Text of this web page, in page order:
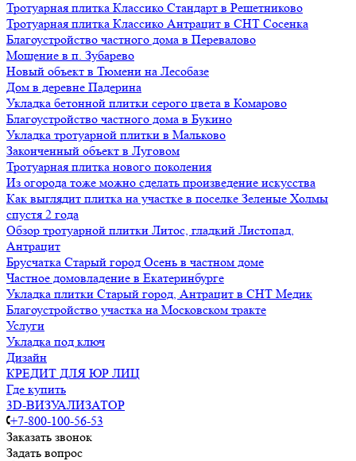
Тротуарная плитка Классико Стандарт в Решетниково
Тротуарная плитка Классико Антрацит в СНТ Сосенка
Благоустройство частного дома в Перевалово
Мощение в п. Зубарево
Новый объект в Тюмени на Лесобазе
Дом в деревне Падерина
Укладка бетонной плитки серого цвета в Комарово
Благоустройство частного дома в Букино
Укладка тротуарной плитки в Мальково
Законченный объект в Луговом
Тротуарная плитка нового поколения
Из огорода тоже можно сделать произведение искусства
Как выглядит плитка на участке в поселке Зеленые Холмы
спустя 2 года
Обзор тротуарной плитки Литос, гладкий Листопад,
Антрацит
Брусчатка Старый город Осень в частном доме
Частное домовладение в Екатеринбурге
Укладка плитки Старый город, Антрацит в СНТ Медик
Благоустройство участка на Московском тракте
Услуги
Укладка под ключ
Дизайн
КРЕДИТ ДЛЯ ЮР ЛИЦ
Где купить
3D-ВИЗУАЛИЗАТОР
+7-800-100-56-53
Заказать звонок
Задать вопрос